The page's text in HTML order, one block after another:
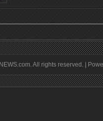
All rights reserved. |